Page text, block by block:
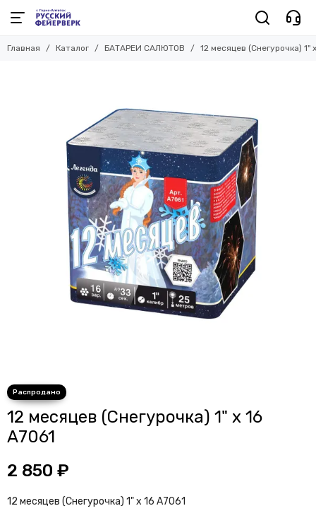
Главная Каталог БАТАРЕИ САЛЮТОВ 12 месяцев (Снегурочка) 1"
12 месяцев (Снегурочка) 1" х 16
А7061
2 850 ₽
12 месяцев (Снегурочка) 1" х 16 А7061